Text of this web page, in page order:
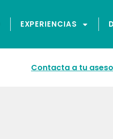
EXPERIENCIAS
Contacta a tu